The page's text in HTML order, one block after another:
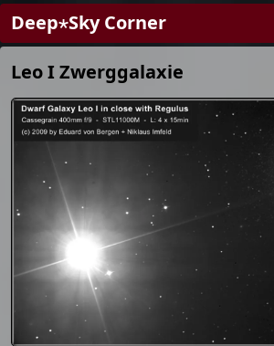
Deep⋆Sky Corner
Leo I Zwerggalaxie